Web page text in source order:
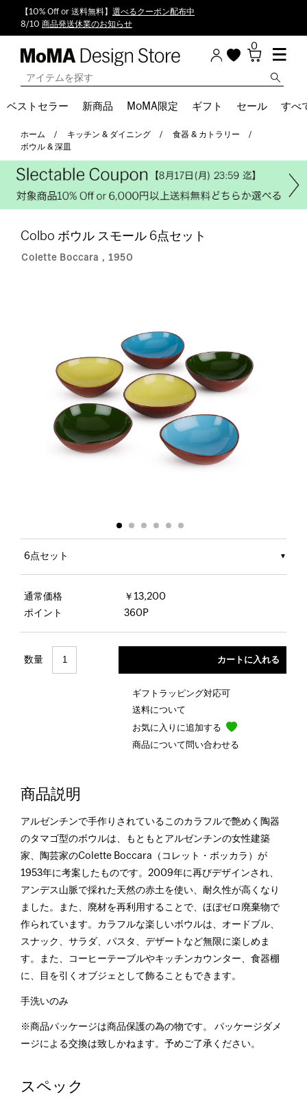
【10% Off or 送料無料】 選べるクーポン配布中
8/10 商品発送休業のお知らせ
0
ベストセラー 新商品 MoMA限定 ギフト セール すべ
ホーム キッチン & ダイニング
食器 & カトラリー
ボウル & 深皿
Colbo ボウル スモール 6点セット
Colette Boccara，1950
6点セット
通常価格
￥13,200
ポイント
360P
数量
ギフトラッピング対応可
送料について
お気に入りに追加する
商品について問い合わせる
商品説明
アルゼンチンで手作りされているこのカラフルで艶めく陶器
のタマゴ型のボウルは、もともとアルゼンチンの女性建築
家、陶芸家のColette Boccara（コレット・ボッカラ）が
1953年に考案したものです。2009年に再びデザインされ、
アンデス山脈で採れた天然の赤土を使い、耐久性が高くなり
ました。また、廃材を再利用することで、ほぼゼロ廃棄物で
作られています。カラフルな楽しいボウルは、オードブル、
スナック、サラダ、パスタ、デザートなど無限に楽しめま
す。また、コーヒーテーブルやキッチンカウンター、食器棚
に、目を引くオブジェとして飾ることもできます。
手洗いのみ
※商品パッケージは商品保護の為の物です。 パッケージダメ
ージによる交換は致しかねます。予めご了承ください。
スペック